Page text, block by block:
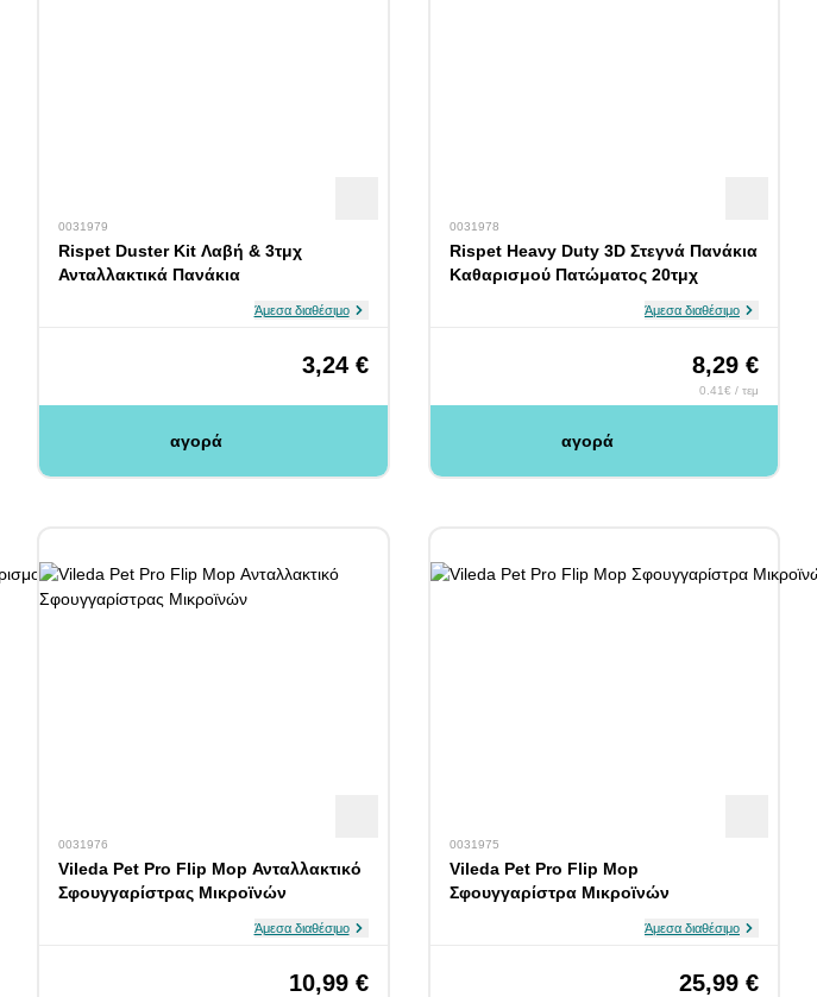
0031979
Rispet Duster Kit Λαβή & 3τμχ
Ανταλλακτικά Πανάκια
Άμεσα διαθέσιμο
3,24 €
αγορά
0031978
Rispet Heavy Duty 3D Στεγνά Πανάκια
Καθαρισμού Πατώματος 20τμχ
Άμεσα διαθέσιμο
8,29 €
0.41€ / τεμ
αγορά
0031976
Vileda Pet Pro Flip Mop Ανταλλακτικό
Σφουγγαρίστρας Μικροϊνών
Άμεσα διαθέσιμο
10,99 €
0031975
Vileda Pet Pro Flip Mop
Σφουγγαρίστρα Μικροϊνών
Άμεσα διαθέσιμο
25,99 €